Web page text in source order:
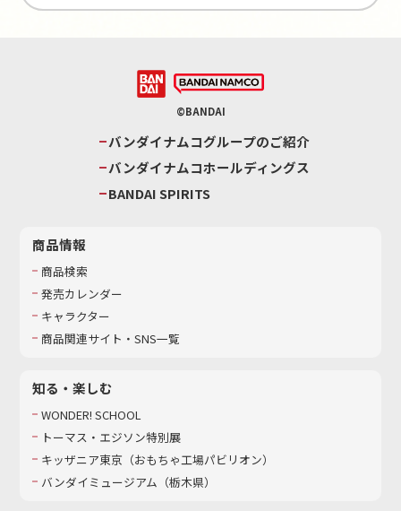
©BANDAI
バンダイナムコグループのご紹介
バンダイナムコホールディングス
BANDAI SPIRITS
商品情報
商品検索
発売カレンダー
キャラクター
商品関連サイト・SNS一覧
知る・楽しむ
WONDER! SCHOOL
トーマス・エジソン特別展
キッザニア東京（おもちゃ工場パビリオン）​
バンダイミュージアム（栃木県）